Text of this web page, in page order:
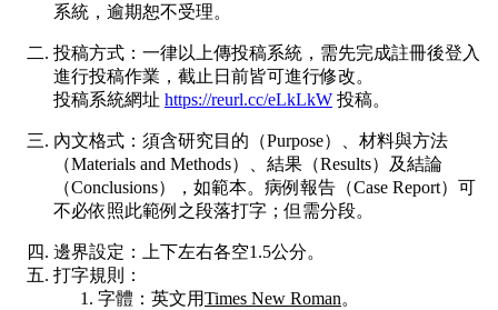
系統，逾期恕不受理。
投稿方式：一律以上傳投稿系統，需先完成註冊後登入
進行投稿作業，截止日前皆可進行修改。
投稿系統網址 https://reurl.cc/eLkLkW 投稿。
內文格式：須含研究目的（Purpose）、材料與方法
（Materials and Methods）、結果（Results）及結論
（Conclusions），如範本。病例報告（Case Report）可
不必依照此範例之段落打字；但需分段。
邊界設定：上下左右各空1.5公分。
打字規則：
字體：英文用Times New Roman。